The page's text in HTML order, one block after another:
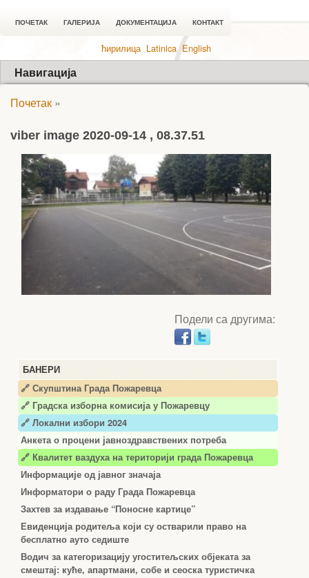
ПОЧЕТАК ГАЛЕРИЈА ДОКУМЕНТАЦИЈА КОНТАКТ
ћирилица Latinica English
Навигација
БАНЕРИ
🔗 Скупштина Града Пожаревца
🔗 Градска изборна комисија у Пожаревцу
🔗 Локални избори 2024
Анкета о процени јавноздравствених потреба
🔗 Квалитет ваздуха на територији града Пожаревца
Информације од јавног значаја
Информатори о раду Града Пожаревца
Захтев за издавање “Поносне картице”
Евиденција родитеља који су остварили право на
бесплатно ауто седиште
Водич за категоризацију угоститељских објеката за
смештај: куће, апартмани, собе и сеоска туристичка
Почетак »
viber image 2020-09-14 , 08.37.51
Подели са другима: